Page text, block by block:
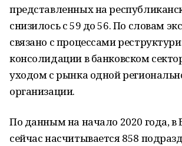
представленных на
снизилось с 59 до 56. По словам
связано с процессами
консолидации в банковском
уходом с рынка одной
организации.
По данным на начало 2020 года,
сейчас насчитывается 858